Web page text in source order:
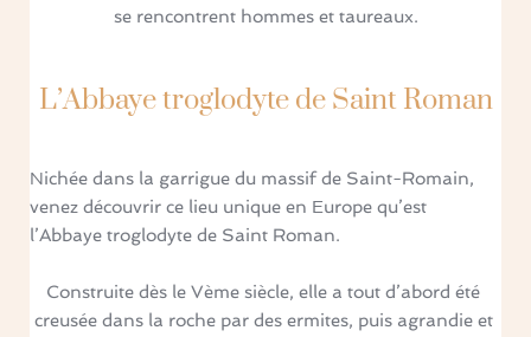
se rencontrent hommes et taureaux.
L’Abbaye troglodyte de Saint Roman
Nichée dans la garrigue du massif de Saint-Romain,
venez découvrir ce lieu unique en Europe qu’est
l’Abbaye troglodyte de Saint Roman.
Construite dès le Vème siècle, elle a tout d’abord été
creusée dans la roche par des ermites, puis agrandie et